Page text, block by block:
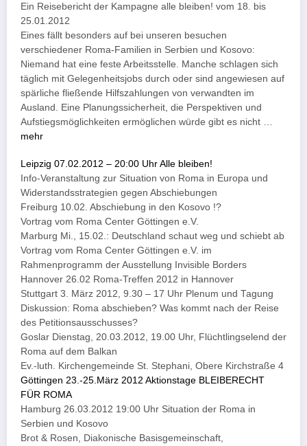
Ein Reisebericht der Kampagne alle bleiben! vom 18. bis
25.01.2012
Eines fällt besonders auf bei unseren besuchen
verschiedener Roma-Familien in Serbien und Kosovo:
Niemand hat eine feste Arbeitsstelle. Manche schlagen sich
täglich mit Gelegenheitsjobs durch oder sind angewiesen auf
spärliche fließende Hilfszahlungen von verwandten im
Ausland. Eine Planungssicherheit, die Perspektiven und
Aufstiegsmöglichkeiten ermöglichen würde gibt es nicht …
mehr
Leipzig 07.02.2012 – 20:00 Uhr Alle bleiben!
Info-Veranstaltung zur Situation von Roma in Europa und
Widerstandsstrategien gegen Abschiebungen
Freiburg 10.02. Abschiebung in den Kosovo !?
Vortrag vom Roma Center Göttingen e.V.
Marburg Mi., 15.02.: Deutschland schaut weg und schiebt ab
Vortrag vom Roma Center Göttingen e.V. im
Rahmenprogramm der Ausstellung Invisible Borders
Hannover 26.02 Roma-Treffen 2012 in Hannover
Stuttgart 3. März 2012, 9.30 – 17 Uhr Plenum und Tagung
Diskussion: Roma abschieben? Was kommt nach der Reise
des Petitionsausschusses?
Goslar Dienstag, 20.03.2012, 19.00 Uhr, Flüchtlingselend der
Roma auf dem Balkan
Ev.-luth. Kirchengemeinde St. Stephani, Obere Kirchstraße 4
Göttingen 23.-25.März 2012 Aktionstage BLEIBERECHT
FÜR ROMA
Hamburg 26.03.2012 19:00 Uhr Situation der Roma in
Serbien und Kosovo
Brot & Rosen, Diakonische Basisgemeinschaft,